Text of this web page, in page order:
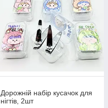
Дорожній набір кусачок для
нігтів, 2шт